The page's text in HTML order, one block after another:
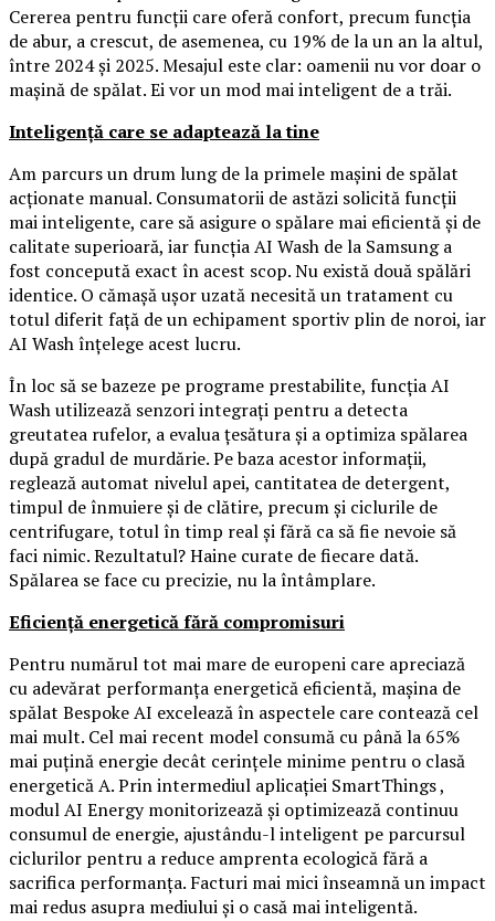
Cererea pentru funcții care oferă confort, precum funcția
de abur, a crescut, de asemenea, cu 19% de la un an la altul,
între 2024 și 2025. Mesajul este clar: oamenii nu vor doar o
mașină de spălat. Ei vor un mod mai inteligent de a trăi.
Inteligență care se adaptează la tine
Am parcurs un drum lung de la primele mașini de spălat
acționate manual. Consumatorii de astăzi solicită funcții
mai inteligente, care să asigure o spălare mai eficientă și de
calitate superioară, iar funcția AI Wash de la Samsung a
fost concepută exact în acest scop. Nu există două spălări
identice. O cămașă ușor uzată necesită un tratament cu
totul diferit față de un echipament sportiv plin de noroi, iar
AI Wash înțelege acest lucru.
În loc să se bazeze pe programe prestabilite, funcția AI
Wash utilizează senzori integrați pentru a detecta
greutatea rufelor, a evalua țesătura și a optimiza spălarea
după gradul de murdărie. Pe baza acestor informații,
reglează automat nivelul apei, cantitatea de detergent,
timpul de înmuiere și de clătire, precum și ciclurile de
centrifugare, totul în timp real și fără ca să fie nevoie să
faci nimic. Rezultatul? Haine curate de fiecare dată.
Spălarea se face cu precizie, nu la întâmplare.
Eficiență energetică fără compromisuri
Pentru numărul tot mai mare de europeni care apreciază
cu adevărat performanța energetică eficientă, mașina de
spălat Bespoke AI excelează în aspectele care contează cel
mai mult. Cel mai recent model consumă cu până la 65%
mai puțină energie decât cerințele minime pentru o clasă
energetică A. Prin intermediul aplicației SmartThings ,
modul AI Energy monitorizează și optimizează continuu
consumul de energie, ajustându-l inteligent pe parcursul
ciclurilor pentru a reduce amprenta ecologică fără a
sacrifica performanța. Facturi mai mici înseamnă un impact
mai redus asupra mediului și o casă mai inteligentă.